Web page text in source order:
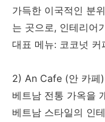
가득한 이국적인 분
는 곳으로, 인테리어
대표 메뉴: 코코넛 커
2) An Cafe (안 카페)
베트남 전통 가옥을
베트남 스타일의 인